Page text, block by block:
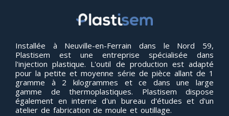
Installée à Neuville-en-Ferrain dans le Nord 59,
Plastisem est une entreprise spécialisée dans
l'injection plastique. L'outil de production est adapté
pour la petite et moyenne série de pièce allant de 1
gramme à 2 kilogrammes et ce dans une large
gamme de thermoplastiques. Plastisem dispose
également en interne d'un bureau d'études et d'un
atelier de fabrication de moule et outillage.